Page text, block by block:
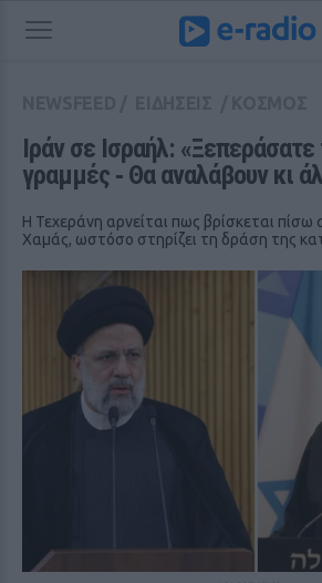
Ιράν σε Ισραήλ: «Ξεπεράσατε
γραμμές ‑ Θα αναλάβουν κι
Η Τεχεράνη αρνείται πως βρίσκεται πίσω
Χαμάς, ωστόσο στηρίζει τη δράση της